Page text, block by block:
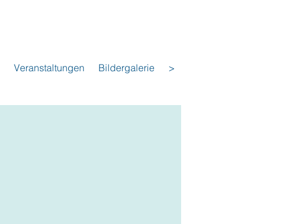
Veranstaltungen Bildergalerie >